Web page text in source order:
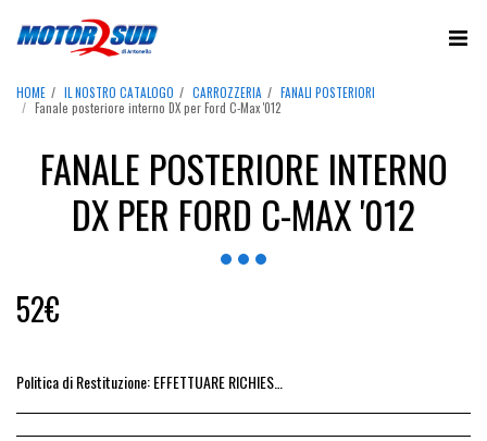
HOME IL NOSTRO CATALOGO CARROZZERIA
FANALI POSTERIORI
Fanale posteriore interno DX per Ford C-Max '012
FANALE POSTERIORE INTERNO
DX PER FORD C-MAX '012
52€
Politica di Restituzione:EFFETTUARE RICHIESTA DI RESO ENTRO 14 GIORNI DALL&#039;ACQUISTO DEL RICAMBIO, IL RIMBORSO VIENE EMESSO ALLA CONSEGNA DEL RICAMBIO IN SEDE.